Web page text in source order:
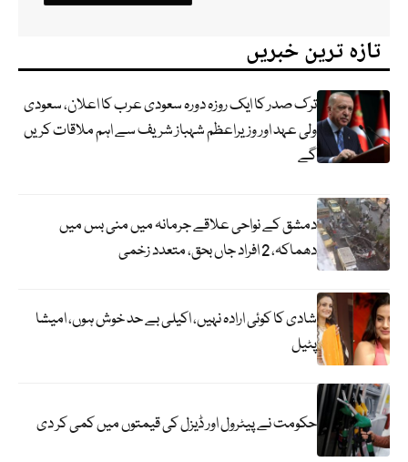
تازہ ترین خبریں
ترک صدر کا ایک روزہ دورہ سعودی عرب کا اعلان، سعودی
ولی عہد اور وزیراعظم شہباز شریف سے اہم ملاقات کریں
گے
دمشق کے نواحی علاقے جرمانہ میں منی بس میں
دھماکہ، 2 افراد جاں بحق، متعدد زخمی
شادی کا کوئی ارادہ نہیں، اکیلی بے حد خوش ہوں، امیشا
پٹیل
حکومت نے پیٹرول اور ڈیزل کی قیمتوں میں کمی کر دی